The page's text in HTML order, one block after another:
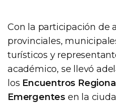
Con la participación de
provinciales,
turísticos y
académico, se llevó
los Encuentros
Emergentes en la